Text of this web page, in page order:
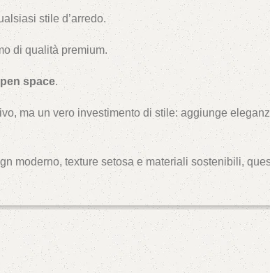
stile d’arredo.
di qualità premium.
space.
ma un vero investimento di stile: aggiunge
moderno, texture setosa e materiali sostenibili,